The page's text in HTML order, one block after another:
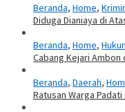
Beranda, Home,
Diduga Dianiaya di
Beranda, Home,
Cabang Kejari
Beranda, Daerah,
Ratusan Warga